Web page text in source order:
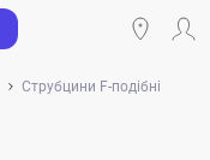
Струбцини F-подібні